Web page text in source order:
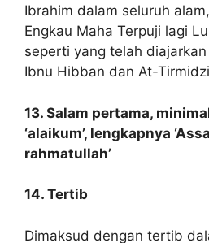
Ibrahim dalam seluruh
Engkau Maha Terpuji lagi
seperti yang telah diajarkan
Ibnu Hibban dan At-
13. Salam pertama,
‘alaikum’, lengkapnya
rahmatullah’
14. Tertib
Dimaksud dengan tertib